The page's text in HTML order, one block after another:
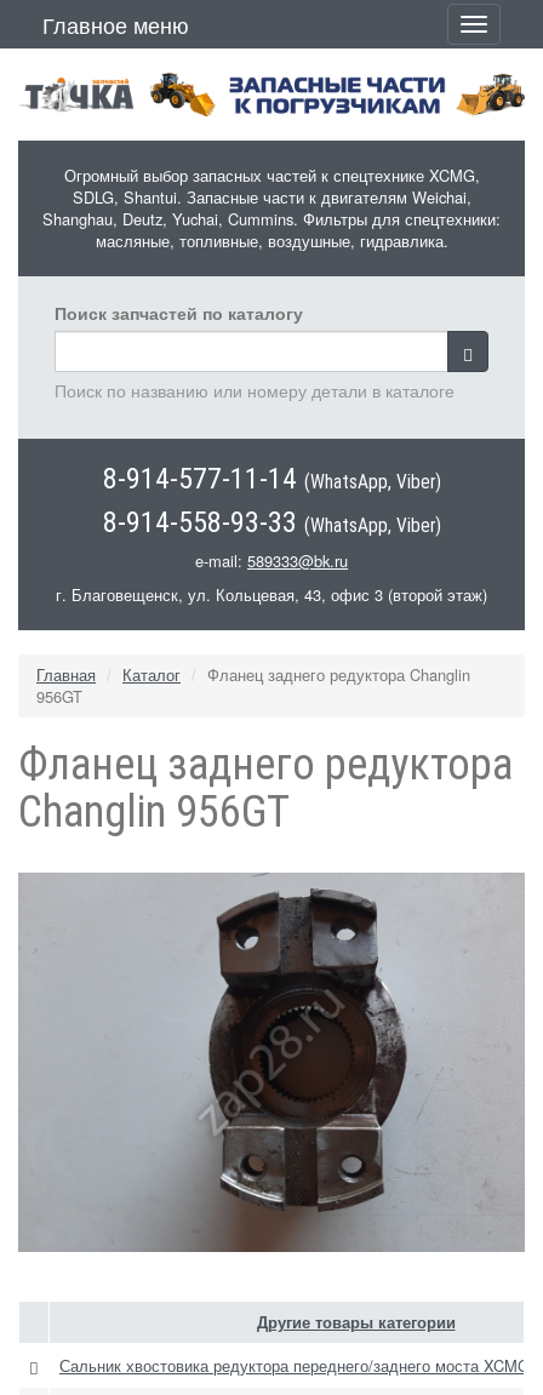
Главное меню
Toggle
Огромный выбор запасных частей к спецтехнике XCMG,
SDLG, Shantui. Запасные части к двигателям Weichai,
Shanghau, Deutz, Yuchai, Cummins. Фильтры для спецтехники:
масляные, топливные, воздушные, гидравлика.
Поиск запчастей по каталогу
Поиск по названию или номеру детали в каталоге
8-914-577-11-14 (WhatsApp, Viber)
8-914-558-93-33 (WhatsApp, Viber)
e-mail: 589333@bk.ru
г. Благовещенск, ул. Кольцевая, 43, офис 3 (второй этаж)
Главная Каталог
Фланец заднего редуктора Changlin
956GT
Фланец заднего редуктора
Changlin 956GT
Другие товары категории
Сальник хвостовика редуктора переднего/заднего моста XCMG